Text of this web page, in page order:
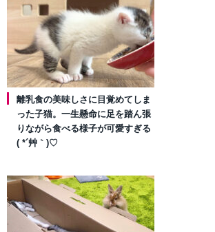
離乳食の美味しさに目覚めてしま
った子猫。一生懸命に足を踏ん張
りながら食べる様子が可愛すぎる
( *´艸｀)♡